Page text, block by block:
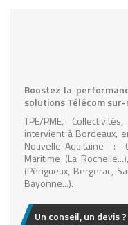
1. In the Slider
JS Includes To Body
2. Find the double
Boostez la
solutions Télécom
TPE/PME,
intervient à Bordeaux,
Nouvelle-Aquitaine :
Maritime (La
(Périgueux, Bergerac,
Bayonne...).
Un conseil, un devis ?